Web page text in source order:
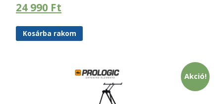
24 990 Ft
Kosárba rakom
Akció!